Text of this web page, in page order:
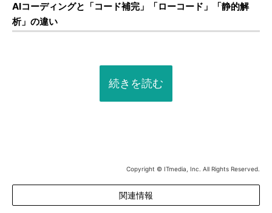
AIコーディングと「コード補完」「ローコード」「静的解
析」の違い
続きを読む
Copyright © ITmedia, Inc. All Rights Reserved.
関連情報